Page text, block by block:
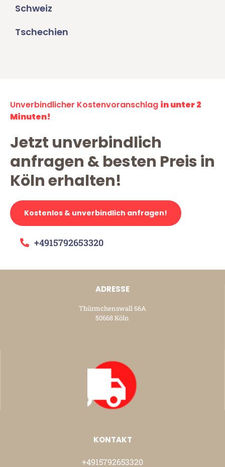
Schweiz
Tschechien
Unverbindlicher Kostenvoranschlag in unter 2
Minuten!
Jetzt unverbindlich
anfragen & besten Preis in
Köln erhalten!
Kostenlos & unverbindlich anfragen!
+4915792653320
ADRESSE
Thürmchenswall 66A
50668 Köln
KONTAKT
+4915792653320